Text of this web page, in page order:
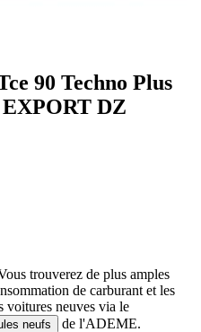
90 Techno Plus
DZ
trouverez de plus amples
de carburant et les
voitures neuves via le
neufs
de l'ADEME.